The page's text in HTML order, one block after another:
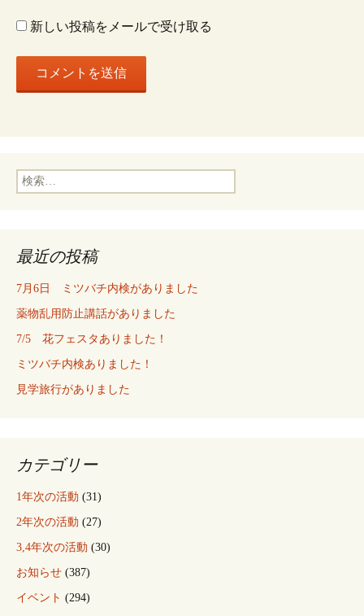
新しい投稿をメールで受け取る
検
索:
最近の投稿
7月6日 ミツバチ内検がありました
薬物乱用防止講話がありました
7/5 花フェスタありました！
ミツバチ内検ありました！
見学旅行がありました
カテゴリー
1年次の活動 (31)
2年次の活動 (27)
3,4年次の活動 (30)
お知らせ (387)
イベント (294)